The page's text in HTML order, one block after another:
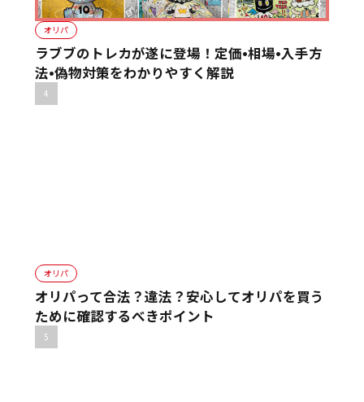
オリパ
ラブブのトレカが遂に登場！定価•相場•入手方
法•偽物対策をわかりやすく解説
オリパ
オリパって合法？違法？安心してオリパを買う
ために確認するべきポイント